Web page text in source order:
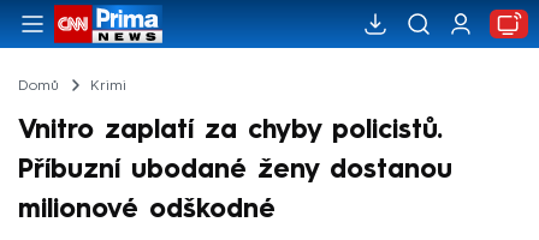
Domů Krimi
Vnitro zaplatí za chyby policistů.
Příbuzní ubodané ženy dostanou
milionové odškodné